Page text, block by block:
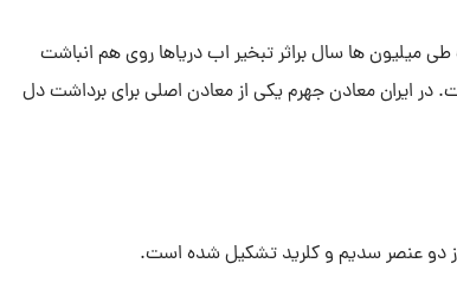
میلیون ها سال براثر تبخیر اب دریاها روی هم انباشت
ایران معادن جهرم یکی از معادن اصلی برای برداشت دل
عنصر سدیم و کلرید تشکیل شده است.